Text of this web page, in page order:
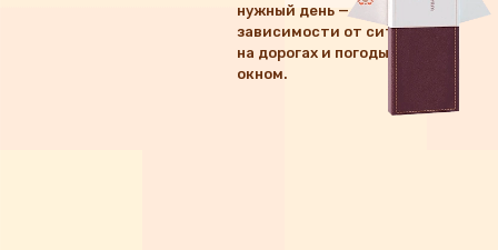
нужный день — вне
зависимости от ситуации
на дорогах и погоды за
окном.